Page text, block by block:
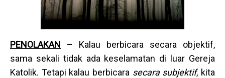
PENOLAKAN – Kalau berbicara secara objektif,
sama sekali tidak ada keselamatan di luar Gereja
Katolik. Tetapi kalau berbicara secara subjektif, kita